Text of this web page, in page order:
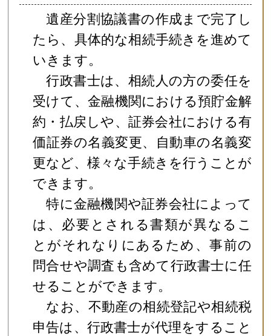
遺産分割協議書の作成まで完了し
たら、具体的な相続手続きを進めて
いきます。
行政書士は、相続人の方の委任を
受けて、金融機関における預貯金解
約・払戻しや、証券会社における有
価証券の名義変更、自動車の名義変
更など、様々な手続きを行うことが
できます。
特に金融機関や証券会社によって
は、必要とされる書類が異なるこ
とがそれなりにあるため、事前の
問合せや調査も含めて行政書士に任
せることができます。
なお、不動産の相続登記や相続税
申告は、行政書士が代理をすること